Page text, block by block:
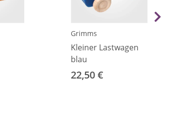
Grimms
Kleiner Lastwagen
blau
22,50 €